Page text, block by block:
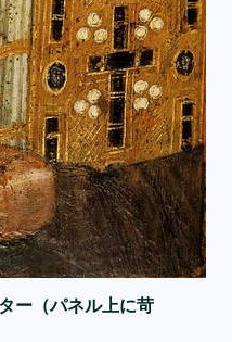
ー（パネル上に苛